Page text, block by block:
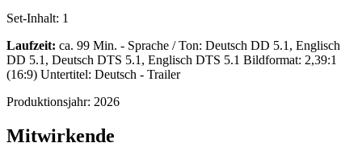
Set-Inhalt: 1
Laufzeit: ca. 99 Min. - Sprache / Ton: Deutsch DD 5.1, Englisch
DD 5.1, Deutsch DTS 5.1, Englisch DTS 5.1 Bildformat: 2,39:1
(16:9) Untertitel: Deutsch - Trailer
Produktionsjahr: 2026
Mitwirkende